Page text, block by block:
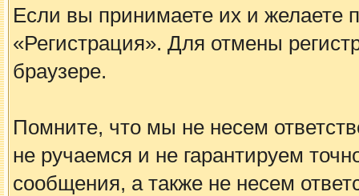
Если вы принимаете их и желаете
«Регистрация». Для отмены
браузере.
Помните, что мы не несем
не ручаемся и не гарантируем
сообщения, а также не несем